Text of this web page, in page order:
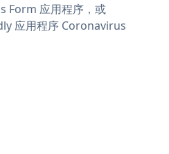
Form 应用程序，或
应用程序 Coronavirus